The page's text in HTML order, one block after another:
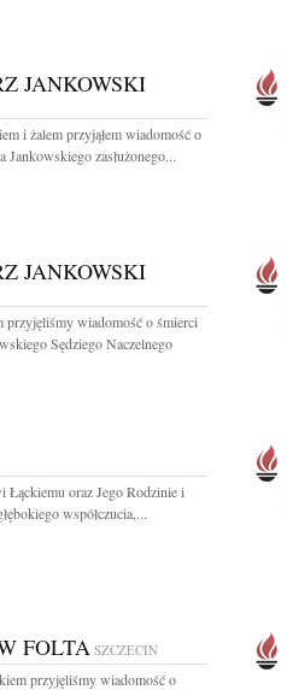
JANKOWSKI
i żalem przyjąłem wiadomość o
Jankowskiego zasłużonego...
JANKOWSKI
przyjęliśmy wiadomość o śmierci
Sędziego Naczelnego
oraz Jego Rodzinie i
współczucia,...
FOLTA SZCZECIN
przyjęliśmy wiadomość o